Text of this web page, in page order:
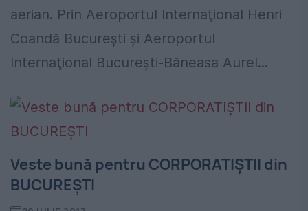
aerian. Prin Aeroportul Internaţional Henri
Coandă Bucureşti şi Aeroportul
Internaţional Bucureşti-Băneasa Aurel...
Veste bună pentru CORPORATIȘTII din
BUCUREȘTI